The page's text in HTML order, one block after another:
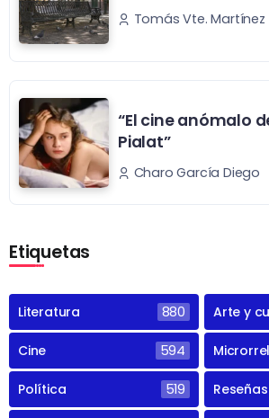
Tomás Vte.
“El cine anómalo
Pialat”
Charo García Diego
Etiquetas
Literatura 880 Arte y
Cine 594
Política 519 Reseñas